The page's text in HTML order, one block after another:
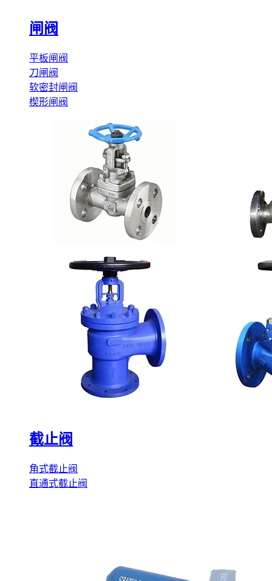
闸阀
平板闸阀
刀闸阀
软密封闸阀
楔形闸阀
截止阀
角式截止阀
直通式截止阀